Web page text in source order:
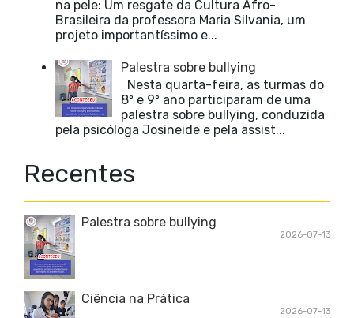
na pele: Um resgate da Cultura Afro-
Brasileira da professora Maria Silvania, um
projeto importantíssimo e...
Palestra sobre bullying
Nesta quarta-feira, as turmas do
8º e 9º ano participaram de uma
palestra sobre bullying, conduzida
pela psicóloga Josineide e pela assist...
Recentes
Palestra sobre bullying
2026-07-13
Ciência na Prática
2026-07-13